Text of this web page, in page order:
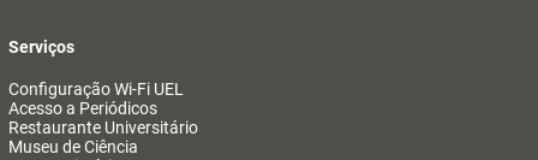
Serviços
Configuração Wi-Fi UEL
Acesso a Periódicos
Restaurante Universitário
Museu de Ciência